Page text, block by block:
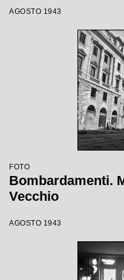
AGOSTO 1943
FOTO
Bombardamenti.
Vecchio
AGOSTO 1943